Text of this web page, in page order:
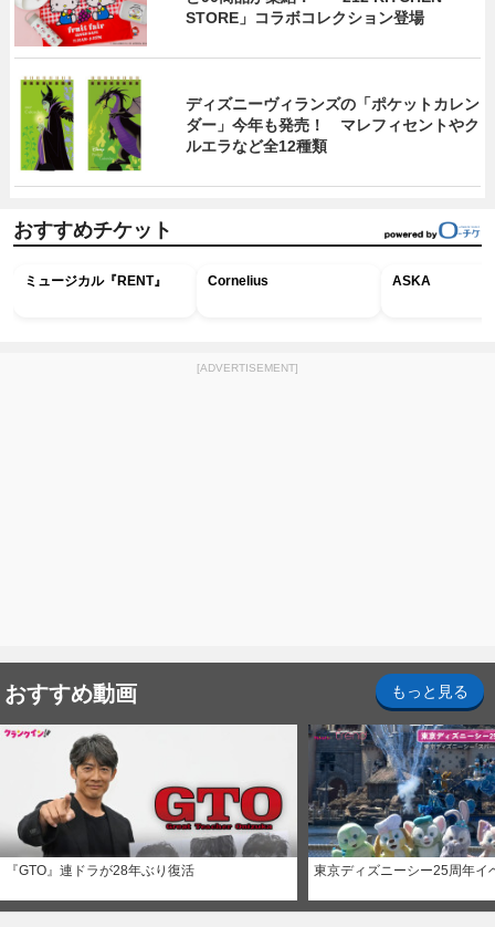
STORE」コラボコレクション登場
ディズニーヴィランズの「ポケットカレン
ダー」今年も発売！ マレフィセントやク
ルエラなど全12種類
おすすめチケット
ミュージカル『RENT』 Cornelius ASKA
[ADVERTISEMENT]
おすすめ動画 もっと見る
『GTO』連ドラが28年ぶり復活 東京ディズニーシー25周年イ